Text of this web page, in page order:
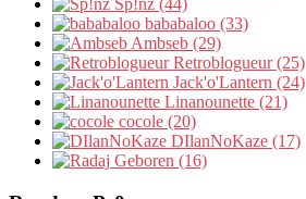
bababaloo (33)
Ambseb (29)
Retroblogueur (25)
Jack'o'Lantern (24)
Linanounette (21)
cocole (20)
DIlanNoKaze (17)
Geboren (16)